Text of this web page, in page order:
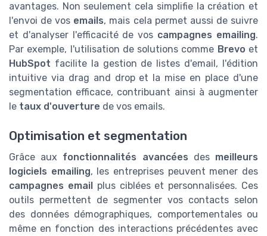
avantages. Non seulement cela simplifie la création et
l'envoi de vos emails, mais cela permet aussi de suivre
et d'analyser l'efficacité de vos campagnes emailing.
Par exemple, l'utilisation de solutions comme Brevo et
HubSpot facilite la gestion de listes d'email, l'édition
intuitive via drag and drop et la mise en place d'une
segmentation efficace, contribuant ainsi à augmenter
le taux d'ouverture de vos emails.
Optimisation et segmentation
Grâce aux fonctionnalités avancées des meilleurs
logiciels emailing, les entreprises peuvent mener des
campagnes emailplus ciblées et personnalisées. Ces
outils permettent de segmenter vos contacts selon
des données démographiques, comportementales ou
même en fonction des interactions précédentes avec